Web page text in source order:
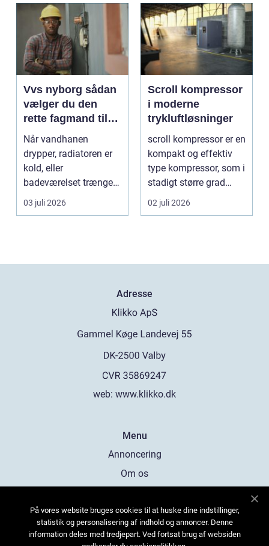
Vvs nyborg sådan
vælger du den
rette fagmand til
opgaven
Når vandhanen
drypper, radiatoren er
kold, eller
badeværelset trænger
til en gennemgribende
renoveri...
03 juli 2026
Scroll kompressor
i moderne
trykluftløsninger
scroll kompressor er en
kompakt og effektiv
type kompressor, som i
stadigt større grad
vælges til an...
02 juli 2026
Adresse
web: www.klikko.dk
Menu
Annoncering
Om os
Kontakt os
Sitemap
På vores website bruges cookies til at huske dine indstillinger,
statistik og personalisering af indhold og annoncer. Denne
information deles med tredjepart. Ved fortsat brug af websiden